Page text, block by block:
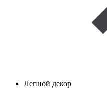
Лепной декор